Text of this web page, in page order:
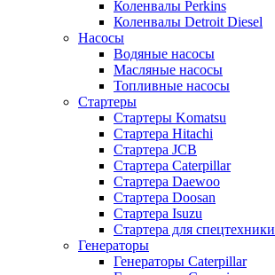
Коленвалы Perkins
Коленвалы Detroit Diesel
Насосы
Водяные насосы
Масляные насосы
Топливные насосы
Стартеры
Стартеры Komatsu
Стартера Hitachi
Стартера JCB
Стартера Caterpillar
Стартера Daewoo
Стартера Doosan
Стартера Isuzu
Стартера для спецтехники
Генераторы
Генераторы Caterpillar